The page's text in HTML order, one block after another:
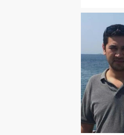
МИР
В